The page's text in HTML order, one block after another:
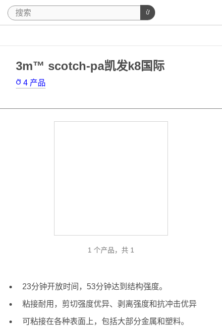
3m™ scotch-pa凯发k8国际
4 产品
1 个产品，共 1
23分钟开放时间，53分钟达到结构强度。
粘接耐用，剪切强度优异、剥离强度和抗冲击优异
可粘接在各种表面上，包括大部分金属和塑料。